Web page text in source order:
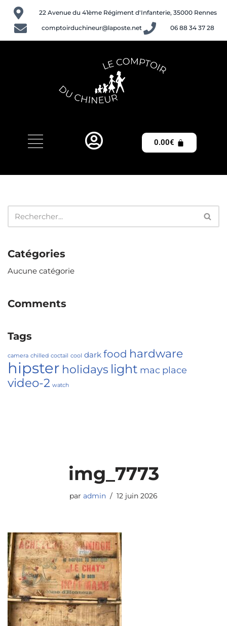
Aller
au
22 Avenue du 41ème Régiment d'Infanterie, 35000 Rennes
comptoirduchineur@laposte.net
06 88 34 37 28
0.00€
Catégories
Aucune catégorie
Comments
Tags
camera chilled coctail cool dark food hardware
hipster holidays light mac place
video-2 watch
img_7773
par admin 12 juin 2026